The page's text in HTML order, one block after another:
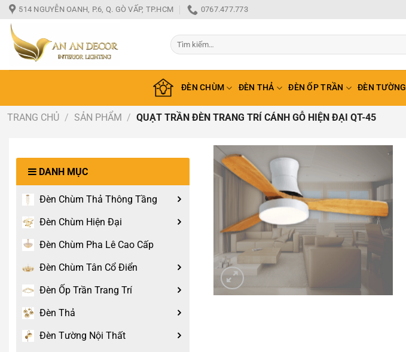
Bỏ
qua
nội
dung
514 NGUYỄN OANH, P.6, Q. GÒ VẤP, TP.HCM 0767.477.773
Tìm
kiếm:
ĐÈN CHÙM ĐÈN THẢ ĐÈN ỐP TRẦN ĐÈN TƯỜNG
TRANG CHỦ / SẢN PHẨM / QUẠT TRẦN ĐÈN TRANG TRÍ CÁNH GỖ HIỆN ĐẠI QT-45
DANH MỤC
Đèn Chùm Thả Thông Tầng
Đèn Chùm Hiện Đại
Đèn Chùm Pha Lê Cao Cấp
Đèn Chùm Tân Cổ Điển
Đèn Ốp Trần Trang Trí
Đèn Thả
Đèn Tường Nội Thất